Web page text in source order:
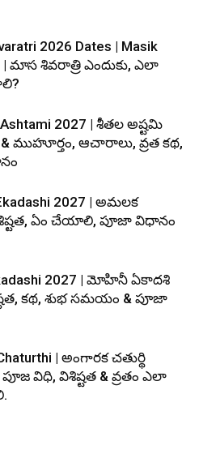
2026 Dates | Masik
| మాస శివరాత్రి ఎందుకు, ఎలా
2027 | శీతల అష్టమి
ముహూర్తం, ఆచారాలు, వ్రత కథ,
2027 | అమలక
ఏం చేయాలి, పూజా విధానం
2027 | మోహినీ ఏకాదశి
కథ, శుభ సమయం & పూజా
| అంగారక చతుర్థి
విధి, విశిష్టత & వ్రతం ఎలా